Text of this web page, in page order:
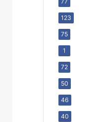
77
123
75
1
72
50
46
40